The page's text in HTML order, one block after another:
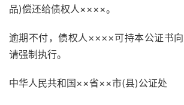
品)偿还给债权人××××。
逾期不付，债权人××××可持本公证书
请强制执行。
中华人民共和国××省××市(县)公证处